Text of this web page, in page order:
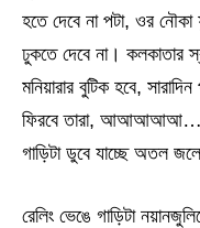
হতে দেবে না পটা, ওর
ঢুকতে দেবে না। কলকাতার
মনিয়ারার বুটিক হবে,
ফিরবে তারা, আআআআআ…
গাড়িটা ডুবে যাচ্ছে অতল
রেলিং ভেঙে গাড়িটা